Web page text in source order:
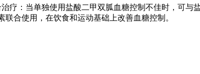
疗：当单独使用盐酸二甲双胍血糖控制不佳时，可与
合使用，在饮食和运动基础上改善血糖控制。